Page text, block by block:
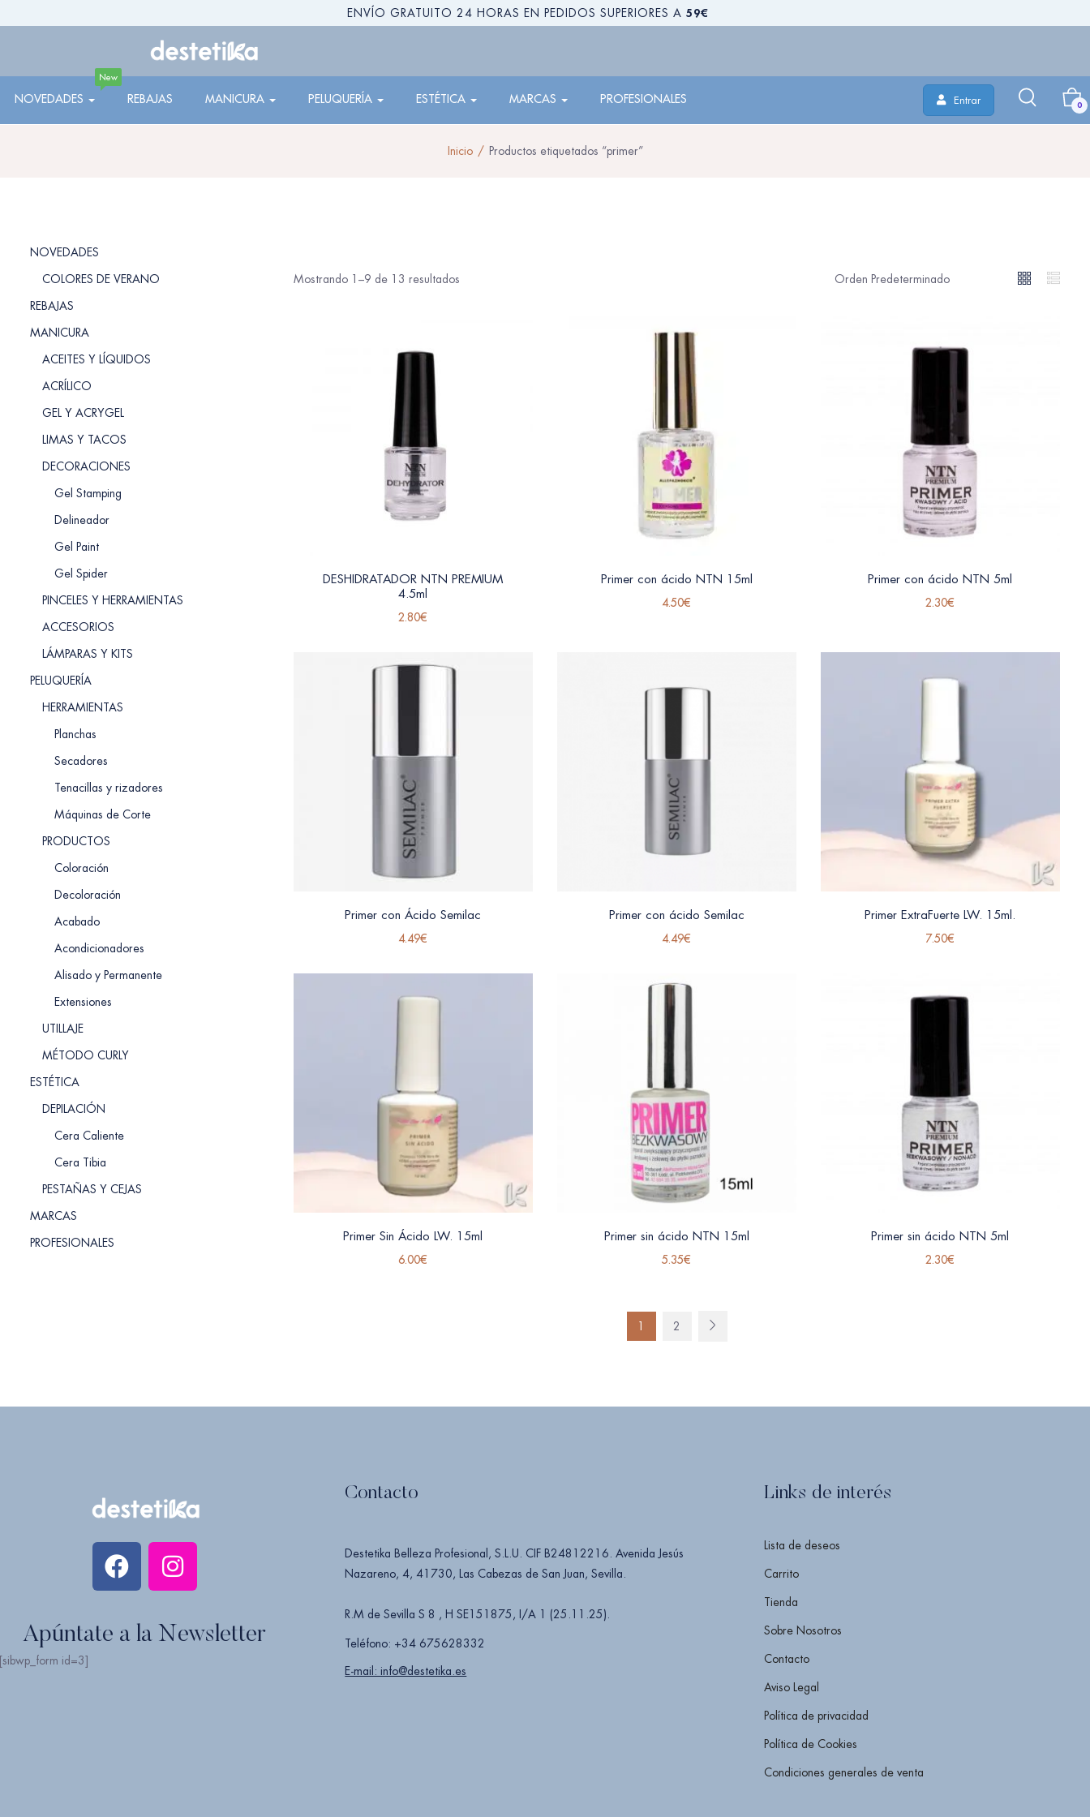
ENVÍO GRATUITO 24 HORAS EN PEDIDOS SUPERIORES A 59€
NOVEDADES
New
REBAJAS MANICURA PELUQUERÍA ESTÉTICA MARCAS PROFESIONALES Entrar 0
Inicio Productos etiquetados “primer”
NOVEDADES
COLORES DE VERANO
REBAJAS
MANICURA
ACEITES Y LÍQUIDOS
ACRÍLICO
GEL Y ACRYGEL
LIMAS Y TACOS
DECORACIONES
Gel Stamping
Delineador
Gel Paint
Gel Spider
PINCELES Y HERRAMIENTAS
ACCESORIOS
LÁMPARAS Y KITS
PELUQUERÍA
HERRAMIENTAS
Planchas
Secadores
Tenacillas y rizadores
Máquinas de Corte
PRODUCTOS
Coloración
Decoloración
Acabado
Acondicionadores
Alisado y Permanente
Extensiones
UTILLAJE
MÉTODO CURLY
ESTÉTICA
DEPILACIÓN
Cera Caliente
Cera Tibia
PESTAÑAS Y CEJAS
MARCAS
PROFESIONALES
Mostrando 1–9 de 13 resultados
DESHIDRATADOR NTN PREMIUM
4.5ml
2.80€
Primer con ácido NTN 15ml
4.50€
Primer con ácido NTN 5ml
2.30€
Primer con Ácido Semilac
4.49€
Primer con ácido Semilac
4.49€
Primer ExtraFuerte LW. 15ml.
7.50€
Primer Sin Ácido LW. 15ml
6.00€
Primer sin ácido NTN 15ml
5.35€
Primer sin ácido NTN 5ml
2.30€
1 2
Apúntate a la Newsletter
id=3]
Contacto
Destetika Belleza Profesional, S.L.U. CIF B24812216. Avenida Jesús
Nazareno, 4, 41730, Las Cabezas de San Juan, Sevilla.
R.M de Sevilla S 8 , H SE151875, I/A 1 (25.11.25).
Teléfono: +34 675628332
E-mail: info@destetika.es
Links de interés
Lista de deseos
Carrito
Tienda
Sobre Nosotros
Contacto
Aviso Legal
Política de privacidad
Política de Cookies
Condiciones generales de venta